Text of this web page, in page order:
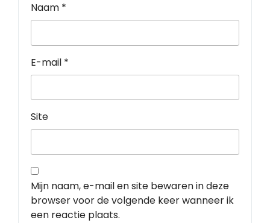
Naam *
E-mail *
Site
Mijn naam, e-mail en site bewaren in deze
browser voor de volgende keer wanneer ik
een reactie plaats.